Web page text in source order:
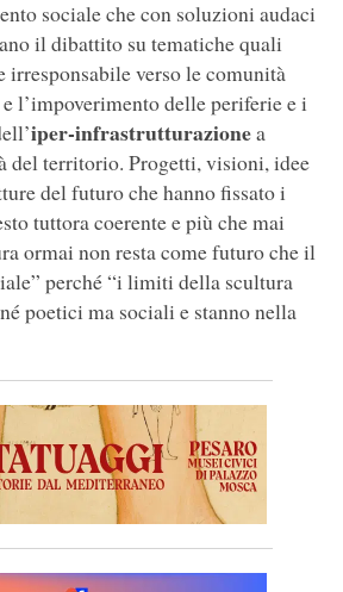
sociale che con soluzioni audaci
il dibattito su tematiche quali
verso le comunità
l’impoverimento delle periferie e i
iper-infrastrutturazionea
del territorio. Progetti, visioni, idee
del futuro che hanno fissato i
tuttora coerente e più che mai
ormai non resta come futuro che il
perché “i limiti della scultura
poetici ma sociali e stanno nella